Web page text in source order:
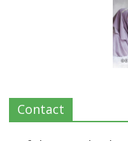
Contact